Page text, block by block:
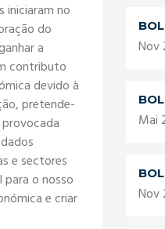
iniciaram no
do
a
contributo
devido à
pretende-
e sectores
o nosso
e criar
Nov
Mai
Nov